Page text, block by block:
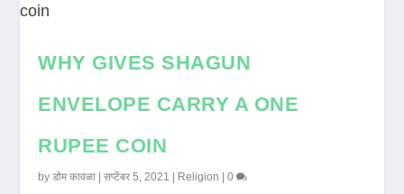
WHY GIVES SHAGUN
ENVELOPE CARRY A ONE
RUPEE COIN
byडोम कावळा |सप्टेंबर 5, 2021 Religion |0